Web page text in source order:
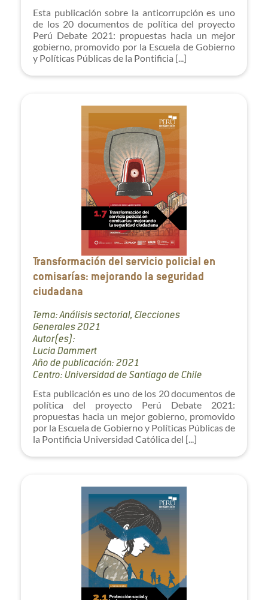
Esta publicación sobre la anticorrupción es uno
de los 20 documentos de política del proyecto
Perú Debate 2021: propuestas hacia un mejor
gobierno, promovido por la Escuela de Gobierno
y Políticas Públicas de la Pontificia [...]
Transformación del servicio policial en
comisarías: mejorando la seguridad
ciudadana
Tema: Análisis sectorial, Elecciones
Generales 2021
Autor(es):
Lucia Dammert
Año de publicación: 2021
Centro: Universidad de Santiago de Chile
Esta publicación es uno de los 20 documentos de
política del proyecto Perú Debate 2021:
propuestas hacia un mejor gobierno, promovido
por la Escuela de Gobierno y Políticas Públicas de
la Pontificia Universidad Católica del [...]